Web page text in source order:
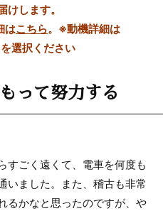
します。
はこちら。 ※動機詳細は
選択ください
って努力する
ごく遠くて、電車を何度も
いました。また、稽古も非常
るかなと思ったのですが、や